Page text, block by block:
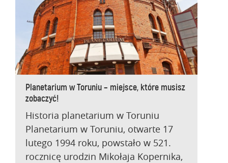
Planetarium w Toruniu – miejsce, które musisz
zobaczyć!
Historia planetarium w Toruniu
Planetarium w Toruniu, otwarte 17
lutego 1994 roku, powstało w 521.
rocznicę urodzin Mikołaja Kopernika,